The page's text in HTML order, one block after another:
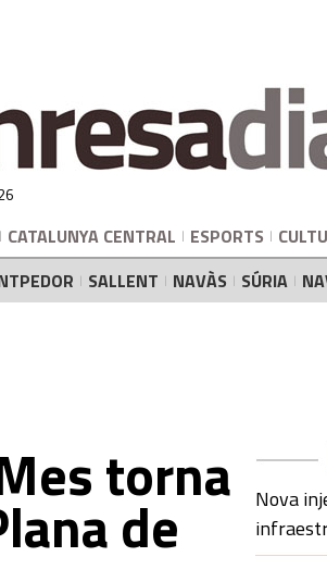
CATALUNYA CENTRAL ESPORTS
SALLENT NAVÀS SÚRIA
torna
de
Nova